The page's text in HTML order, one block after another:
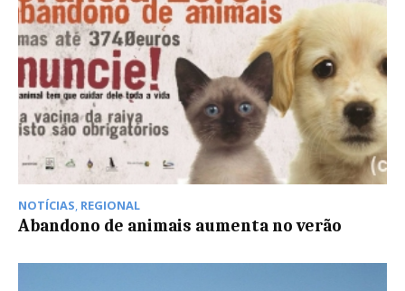
NOTÍCIAS, REGIONAL
Abandono de animais aumenta no verão